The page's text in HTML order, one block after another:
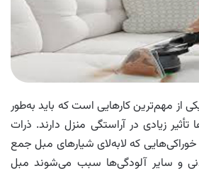
از مهم‌ترین کارهایی است که باید به‌طور
زیادی در آراستگی منزل دارند. ذرات
خوراکی‌هایی که لابه‌لای شیارهای مبل جمع
و سایر آلودگی‌ها سبب می‌شوند مبل‌